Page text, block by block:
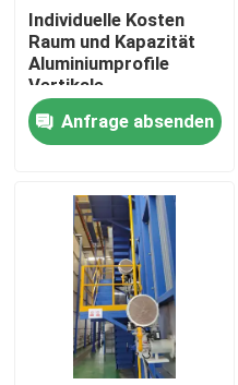
Haus
Produkte
VR Show
Über uns
Fabrik-Ausflug
Individuelle Kosten
Raum und Kapazität
Aluminiumprofile
Vertikale
Pulverbeschichtungslinie
Hochleistung
Anfrage absenden